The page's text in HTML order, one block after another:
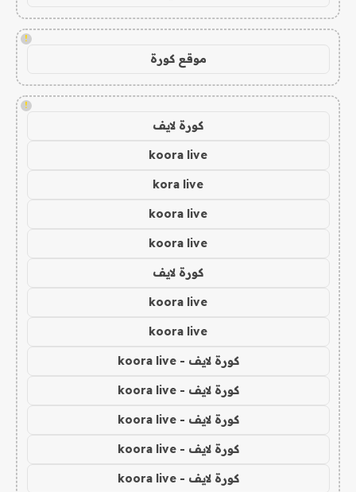
!
موقع كورة
!
كورة لايف
koora live
kora live
koora live
koora live
كورة لايف
koora live
koora live
كورة لايف - koora live
كورة لايف - koora live
كورة لايف - koora live
كورة لايف - koora live
كورة لايف - koora live